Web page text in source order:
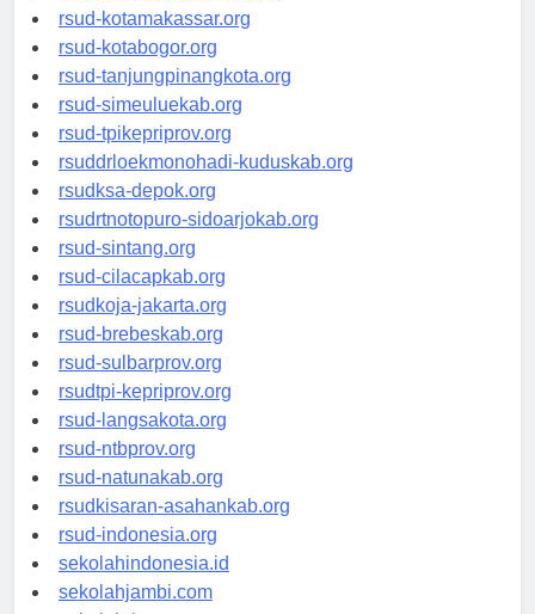
rsud-limapuluhkotakab.org
rsud-kotamakassar.org
rsud-kotabogor.org
rsud-tanjungpinangkota.org
rsud-simeuluekab.org
rsud-tpikepriprov.org
rsuddrloekmonohadi-kuduskab.org
rsudksa-depok.org
rsudrtnotopuro-sidoarjokab.org
rsud-sintang.org
rsud-cilacapkab.org
rsudkoja-jakarta.org
rsud-brebeskab.org
rsud-sulbarprov.org
rsudtpi-kepriprov.org
rsud-langsakota.org
rsud-ntbprov.org
rsud-natunakab.org
rsudkisaran-asahankab.org
rsud-indonesia.org
sekolahindonesia.id